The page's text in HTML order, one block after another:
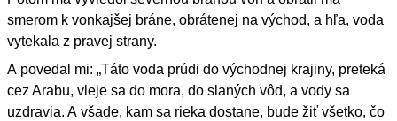
smerom k vonkajšej bráne, obrátenej na východ, a hľa, voda
vytekala z pravej strany.
A povedal mi: „Táto voda prúdi do východnej krajiny, preteká
cez Arabu, vleje sa do mora, do slaných vôd, a vody sa
uzdravia. A všade, kam sa rieka dostane, bude žiť všetko, čo